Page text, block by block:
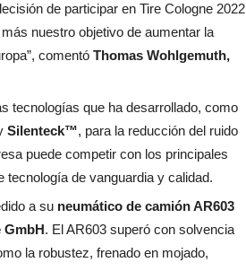
de participar en Tire Cologne 2022
nuestro objetivo de aumentar la
comentó Thomas Wohlgemuth,
tecnologías que ha desarrollado, como
Silenteck™, para la reducción del ruido
puede competir con los principales
de vanguardia y calidad.
a su neumático de camiónAR603
GmbH. El AR603 superó con solvencia
la robustez, frenado en mojado,